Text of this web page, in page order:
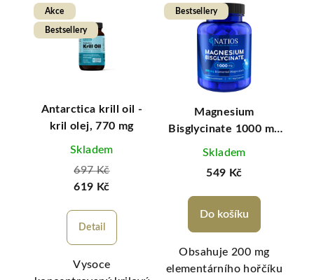
Akce
Bestsellery
Antarctica krill oil -
kril olej, 770 mg
Skladem
697 Kč
619 Kč
Detail
Vysoce
Bestsellery
Magnesium
Bisglycinate 1000 mg
+ B6, 90 veg. kapslí,
Skladem
549 Kč
Do košíku
Obsahuje 200 mg
elementárního hořčíku